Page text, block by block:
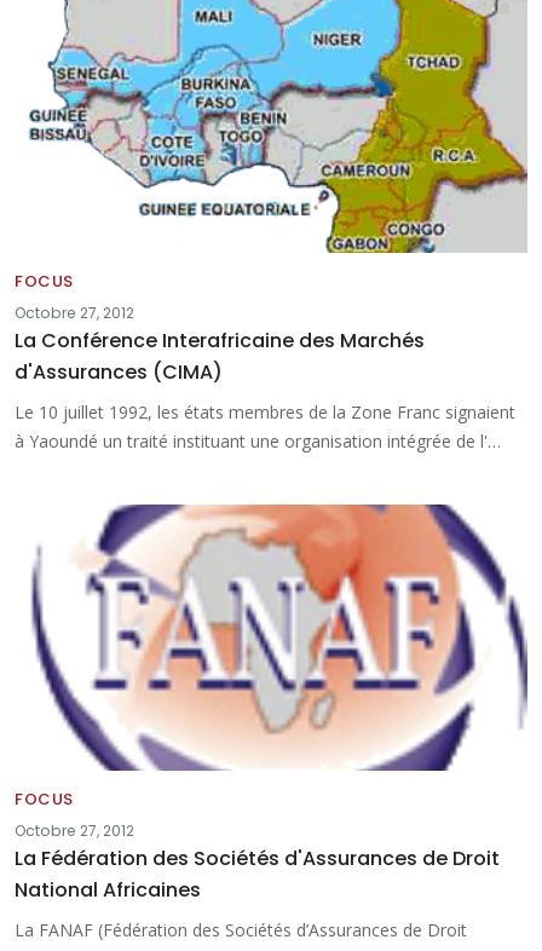
FOCUS
Octobre 27, 2012
La Conférence Interafricaine des Marchés
d'Assurances (CIMA)
Le 10 juillet 1992, les états membres de la Zone Franc signaient
à Yaoundé un traité instituant une organisation intégrée de l'…
FOCUS
Octobre 27, 2012
La Fédération des Sociétés d'Assurances de Droit
National Africaines
La FANAF (Fédération des Sociétés d’Assurances de Droit